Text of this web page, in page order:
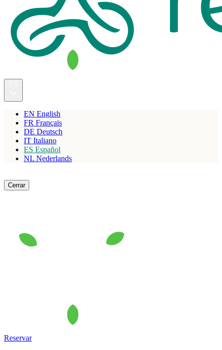
EN English
FR Français
DE Deutsch
IT Italiano
ES Español
NL Nederlands
Cerrar
Reservar